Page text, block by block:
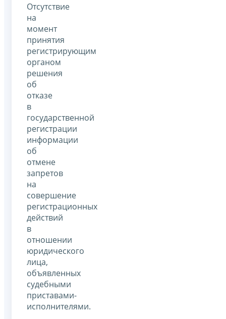
Отсутствие
на
момент
принятия
регистрирующим
органом
решения
об
отказе
в
государственной
регистрации
информации
об
отмене
запретов
на
совершение
регистрационных
действий
в
отношении
юридического
лица,
объявленных
судебными
приставами-
исполнителями.